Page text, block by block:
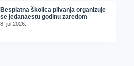
Besplatna školica plivanja organizuje
se jedanaestu godinu zaredom
8. jul 2026.